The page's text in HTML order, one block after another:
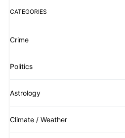
CATEGORIES
Crime
Politics
Astrology
Climate / Weather